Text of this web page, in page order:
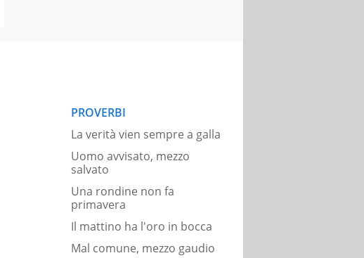
PROVERBI
La verità vien sempre a galla
Uomo avvisato, mezzo
salvato
Una rondine non fa
primavera
Il mattino ha l'oro in bocca
Mal comune, mezzo gaudio